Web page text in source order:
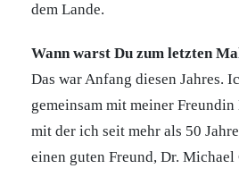
dem Lande.
Wann warst Du zum letzten
Das war Anfang diesen Jahres.
gemeinsam mit meiner
mit der ich seit mehr als 50
einen guten Freund, Dr.